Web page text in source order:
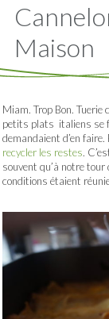
Maison
Miam. Trop Bon. Tuerie
petits plats italiens se
demandaient d’en
recycler les restes.
souvent qu’à notre
conditions étaient